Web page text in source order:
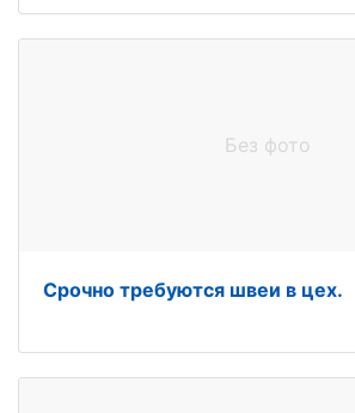
Без фото
Срочно требуются швеи в цех.